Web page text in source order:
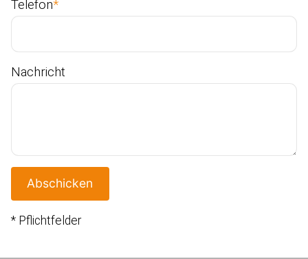
Telefon*
Nachricht
Abschicken
* Pflichtfelder